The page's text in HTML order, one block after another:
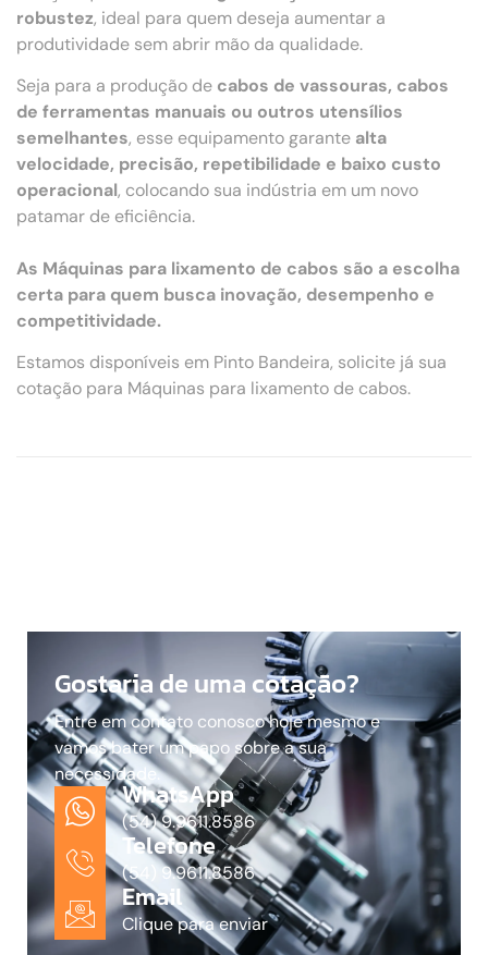
robustez, ideal para quem deseja aumentar a
produtividade sem abrir mão da qualidade.
Seja para a produção de cabos de vassouras, cabos
de ferramentas manuais ou outros utensílios
semelhantes, esse equipamento garante alta
velocidade, precisão, repetibilidade e baixo custo
operacional, colocando sua indústria em um novo
patamar de eficiência.
As Máquinas para lixamento de cabos são a escolha
certa para quem busca inovação, desempenho e
competitividade.
Estamos disponíveis em Pinto Bandeira, solicite já sua
cotação para Máquinas para lixamento de cabos.
Gostaria de uma cotação?
Entre em contato conosco hoje mesmo e
vamos bater um papo sobre a sua
necessidade.
WhatsApp
(54) 9.9611.8586
Telefone
(54) 9.9611.8586
Email
Clique para enviar